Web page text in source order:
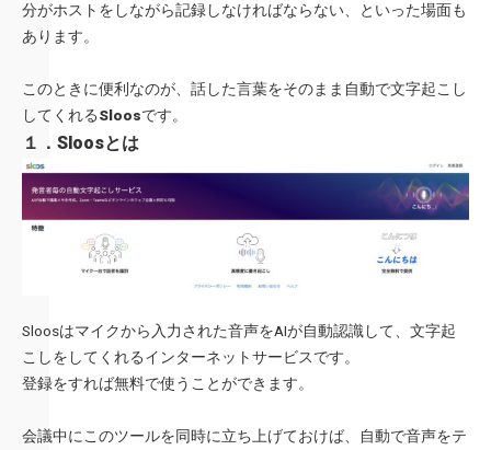
分がホストをしながら記録しなければならない、といった場面も
あります。
このときに便利なのが、話した言葉をそのまま自動で文字起こし
してくれるSloosです。
１．Sloosとは
Sloosはマイクから入力された音声をAIが自動認識して、文字起
こしをしてくれるインターネットサービスです。
登録をすれば無料で使うことができます。
会議中にこのツールを同時に立ち上げておけば、自動で音声をテ